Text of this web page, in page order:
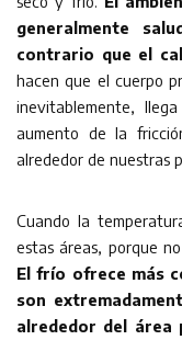
generalmente
contrario que el
hacen que el cuerpo
inevitablemente,
aumento de la
alrededor de nuestras
Cuando la
estas áreas, porque
El frío ofrece más
son
alrededor del área